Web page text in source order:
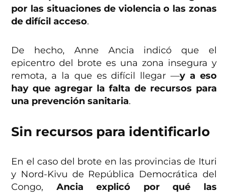
por las situaciones de violencia o las zonas
de difícil acceso.
De hecho, Anne Ancia indicó que el
epicentro del brote es una zona insegura y
remota, a la que es difícil llegar —y a eso
hay que agregar la falta de recursos para
una prevención sanitaria.
Sin recursos para identificarlo
En el caso del brote en las provincias de Ituri
y Nord-Kivu de República Democrática del
Congo, Ancia explicó por qué las